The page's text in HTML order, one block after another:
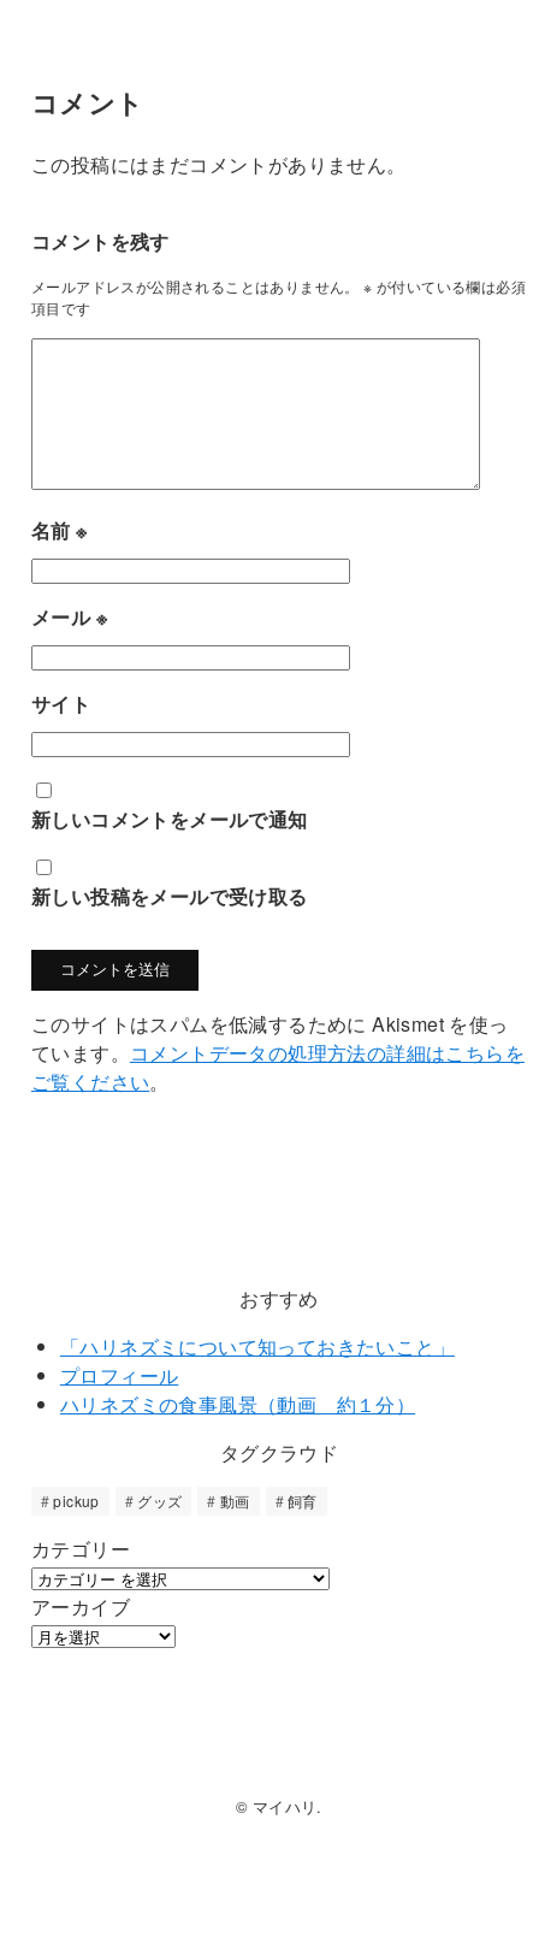
コメント
この投稿にはまだコメントがありません。
コメントを残す
メールアドレスが公開されることはありません。 ※ が付いている欄は必須
項目です
名前※
メール※
サイト
新しいコメントをメールで通知
新しい投稿をメールで受け取る
このサイトはスパムを低減するために Akismet を使っ
ています。 コメントデータの処理方法の詳細はこちらを
ご覧ください。
おすすめ
「ハリネズミについて知っておきたいこと」
プロフィール
ハリネズミの食事風景（動画 約１分）
タグクラウド
pickup グッズ 動画 飼育
カテゴリー
アーカイブ
© マイハリ.